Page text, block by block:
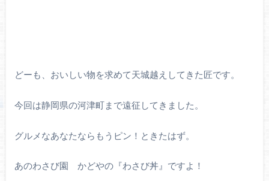
どーも、おいしい物を求めて天城越えしてきた匠です。
今回は静岡県の河津町まで遠征してきました。
グルメなあなたならもうピン！ときたはず。
あのわさび園 かどやの『わさび丼』ですよ！